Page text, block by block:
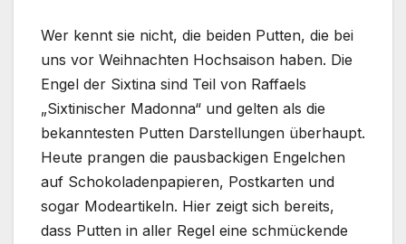
Wer kennt sie nicht, die beiden Putten, die bei
uns vor Weihnachten Hochsaison haben. Die
Engel der Sixtina sind Teil von Raffaels
„Sixtinischer Madonna“ und gelten als die
bekanntesten Putten Darstellungen überhaupt.
Heute prangen die pausbackigen Engelchen
auf Schokoladenpapieren, Postkarten und
sogar Modeartikeln. Hier zeigt sich bereits,
dass Putten in aller Regel eine schmückende